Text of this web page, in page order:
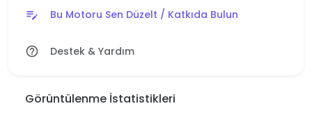
edit_note Bu Motoru Sen Düzelt / Katkıda Bulun
help_outline Destek & Yardım
Görüntülenme İstatistikleri